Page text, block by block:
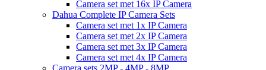
Camera set met 16x IP Camera
Dahua Complete IP Camera Sets
Camera set met 1x IP Camera
Camera set met 2x IP Camera
Camera set met 3x IP Camera
Camera set met 4x IP Camera
Camera sets 2MP - 4MP - 8MP